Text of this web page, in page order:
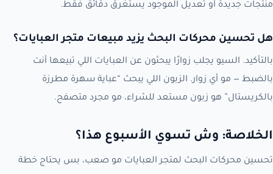
منتجات جديدة أو تعديل الموجود يستغرق دقائق فقط.
هل تحسين محركات البحث يزيد مبيعات متجر العبايات؟
بالتأكيد. السيو يجلب زوارًا يبحثون عن العبايات اللي تبيعها أنت
بالضبط — مو أي زوار. الزبون اللي يبحث “عباية سهرة مطرزة
بالكريستال” هو زبون مستعد للشراء، مو مجرد متصفح.
الخلاصة: وش تسوي الأسبوع هذا؟
تحسين محركات البحث لمتجر العبايات مو صعب، بس يحتاج خطة